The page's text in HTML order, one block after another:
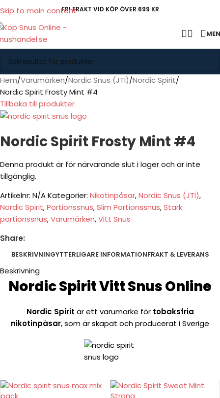
Skip to main contentFRI FRAKT VID KÖP ÖVER 699 KR
Hem Varumärken Nordic Snus (JTI) Nordic Spirit
Nordic Spirit Frosty Mint #4
Tillbaka till produkter
Nordic Spirit Frosty Mint #4
Denna produkt är för närvarande slut i lager och är inte
tillgänglig.
Artikelnr: N/AKategorier: Nikotinpåsar,Nordic Snus (JTI),
Nordic Spirit,Portionssnus,Slim Portionssnus,Stark
portionssnus,Varumärken,Vitt Snus
Share:
BESKRIVNINGYTTERLIGARE INFORMATIONFRAKT & LEVERANS
Beskrivning
Nordic Spirit Vitt Snus Online
Nordic Spirit är ett varumärke för tobaksfria
nikotinpåsar, som är skapat och producerat i Sverige